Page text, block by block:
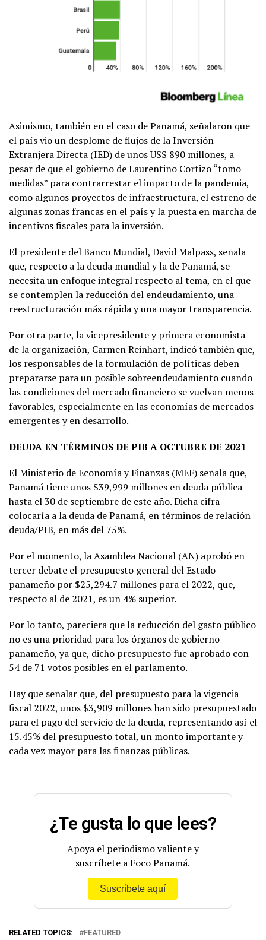
Asimismo, también en el caso de Panamá, señalaron que
el país vio un desplome de flujos de la Inversión
Extranjera Directa (IED) de unos US$ 890 millones, a
pesar de que el gobierno de Laurentino Cortizo “tomo
medidas” para contrarrestar el impacto de la pandemia,
como algunos proyectos de infraestructura, el estreno de
algunas zonas francas en el país y la puesta en marcha de
incentivos fiscales para la inversión.
El presidente del Banco Mundial, David Malpass, señala
que, respecto a la deuda mundial y la de Panamá, se
necesita un enfoque integral respecto al tema, en el que
se contemplen la reducción del endeudamiento, una
reestructuración más rápida y una mayor transparencia.
Por otra parte, la vicepresidente y primera economista
de la organización, Carmen Reinhart, indicó también que,
los responsables de la formulación de políticas deben
prepararse para un posible sobreendeudamiento cuando
las condiciones del mercado financiero se vuelvan menos
favorables, especialmente en las economías de mercados
emergentes y en desarrollo.
DEUDA EN TÉRMINOS DE PIB A OCTUBRE DE 2021
El Ministerio de Economía y Finanzas (MEF) señala que,
Panamá tiene unos $39,999 millones en deuda pública
hasta el 30 de septiembre de este año. Dicha cifra
colocaría a la deuda de Panamá, en términos de relación
deuda/PIB, en más del 75%.
Por el momento, la Asamblea Nacional (AN) aprobó en
tercer debate el presupuesto general del Estado
panameño por $25,294.7 millones para el 2022, que,
respecto al de 2021, es un 4% superior.
Por lo tanto, pareciera que la reducción del gasto público
no es una prioridad para los órganos de gobierno
panameño, ya que, dicho presupuesto fue aprobado con
54 de 71 votos posibles en el parlamento.
Hay que señalar que, del presupuesto para la vigencia
fiscal 2022, unos $3,909 millones han sido presupuestado
para el pago del servicio de la deuda, representando así el
15.45% del presupuesto total, un monto importante y
cada vez mayor para las finanzas públicas.
¿Te gusta lo que lees?
Apoya el periodismo valiente y
suscríbete a Foco Panamá.
Suscríbete aquí
RELATED TOPICS: FEATURED